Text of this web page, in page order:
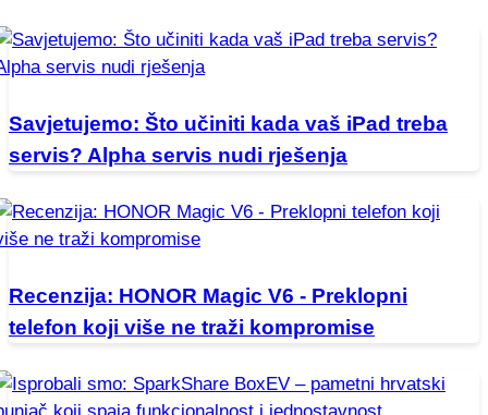
Savjetujemo: Što učiniti kada vaš iPad treba
servis? Alpha servis nudi rješenja
Recenzija: HONOR Magic V6 - Preklopni
telefon koji više ne traži kompromise